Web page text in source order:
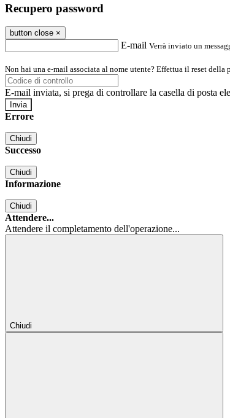
Recupero password
button close ×
E-mail Verrà inviato un
Non hai una e-mail associata al nome utente? Effettua il reset della
E-mail inviata, si prega di controllare la casella di posta
Errore
Chiudi
Successo
Chiudi
Informazione
Chiudi
Attendere...
Attendere il completamento dell'operazione...
Chiudi